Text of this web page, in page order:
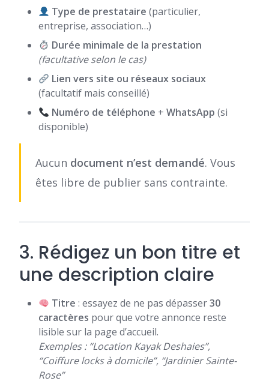
Type de prestataire (particulier,
entreprise, association…)
Durée minimale de la prestation
(facultative selon le cas)
Lien vers site ou réseaux sociaux
(facultatif mais conseillé)
Numéro de téléphone +WhatsApp (si
disponible)
Aucun document n’est demandé. Vous
êtes libre de publier sans contrainte.
3. Rédigez un bon titre et
une description claire
Titre : essayez de ne pas dépasser30
caractères pour que votre annonce reste
lisible sur la page d’accueil.
Exemples : “Location Kayak Deshaies”,
“Coiffure locks à domicile”, “Jardinier Sainte-
Rose”